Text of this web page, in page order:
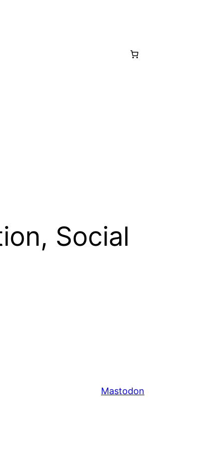
Social
Mastodon